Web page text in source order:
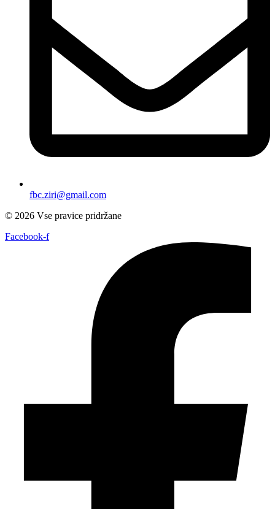
fbc.ziri@gmail.com
© 2026 Vse pravice pridržane
Facebook-f